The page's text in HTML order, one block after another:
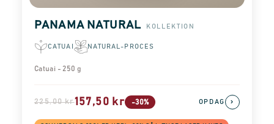
PANAMA NATURAL KOLLEKTION
CATUAI NATURAL-PROCES
Catuai - 250 g
225,00 kr157,50 kr -30% OPDAG ›